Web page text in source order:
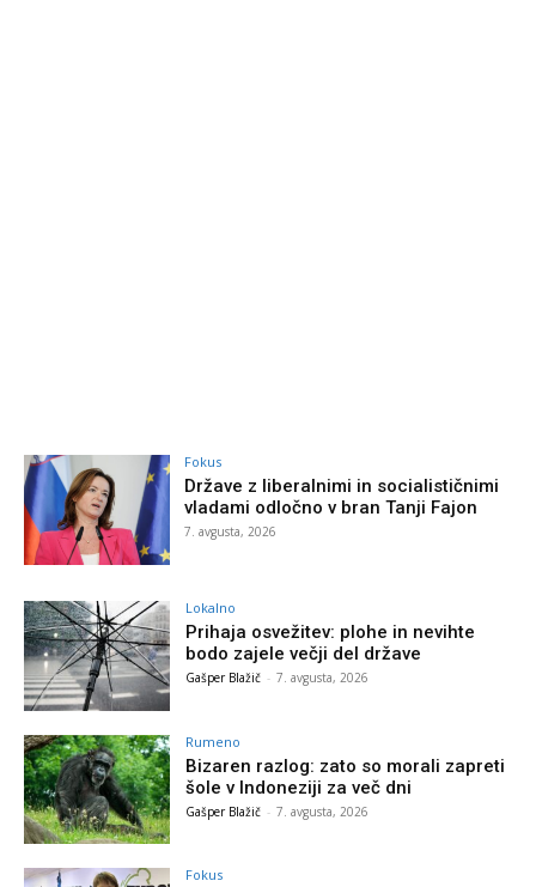
Fokus
Države z liberalnimi in socialističnimi
vladami odločno v bran Tanji Fajon
7. avgusta, 2026
Lokalno
Prihaja osvežitev: plohe in nevihte
bodo zajele večji del države
Gašper Blažič - 7. avgusta, 2026
Rumeno
Bizaren razlog: zato so morali zapreti
šole v Indoneziji za več dni
Gašper Blažič - 7. avgusta, 2026
Fokus